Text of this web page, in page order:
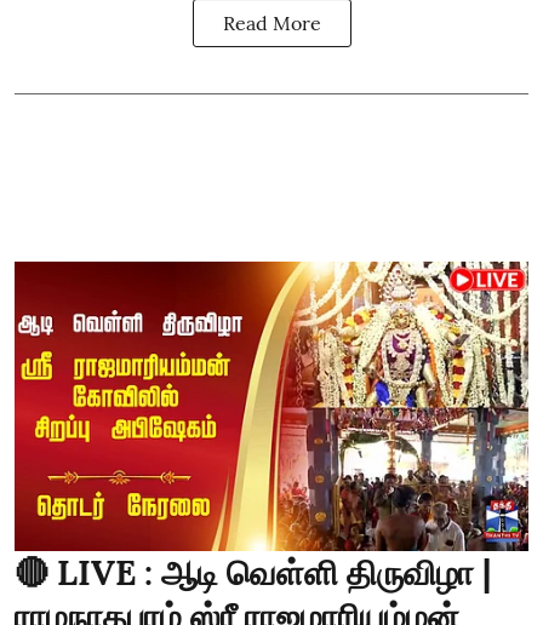
Read More
🔴 LIVE : ஆடி வெள்ளி திருவிழா |
ராமநாதபுரம் ஸ்ரீ ராஜமாரியம்மன்